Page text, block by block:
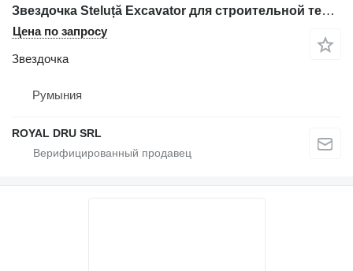
Звездочка Steluță Excavator для строительной техники Volvo – Pinion de Antrenare
Цена по запросу
Звездочка
Румыния
ROYAL DRU SRL